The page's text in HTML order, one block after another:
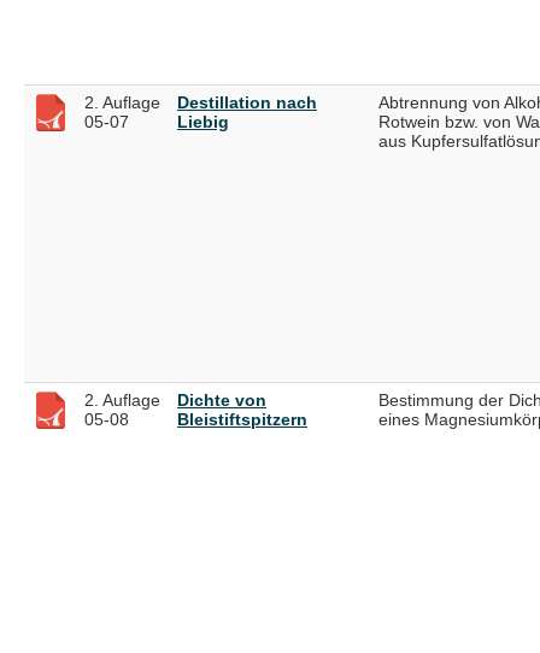
2. Auflage
05-07
Destillation nach
Liebig
Abtrennung von
Rotwein bzw. von
aus
2. Auflage
05-08
Dichte von
Bleistiftspitzern
Bestimmung der
eines